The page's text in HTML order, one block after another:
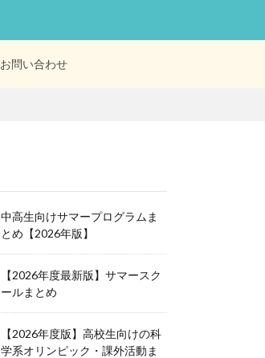
お問い合わせ
中高生向けサマープログラムま
とめ【2026年版】
【2026年度最新版】サマースク
ールまとめ
【2026年度版】高校生向けの科
学系オリンピック・課外活動ま